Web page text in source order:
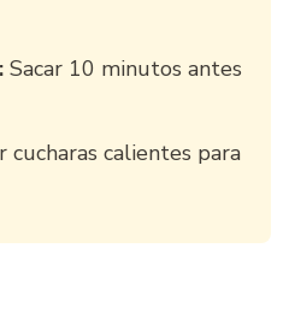
Sacar 10 minutos antes
cucharas calientes para